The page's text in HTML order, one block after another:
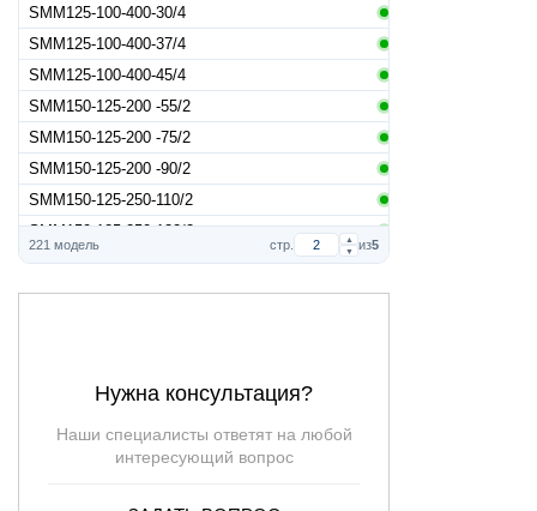
SMM125-100-400-30/4
SMM125-100-400-37/4
SMM125-100-400-45/4
SMM150-125-200 -55/2
SMM150-125-200 -75/2
SMM150-125-200 -90/2
SMM150-125-250-110/2
SMM150-125-250-132/2
SMM150-125-250-15/4
SMM150-125-250-160/2
SMM150-125-250-30/4
SMM150-125-315-110/2
221 модель стр.
▲
▼
из5
Нужна консультация?
Наши специалисты ответят на любой
интересующий вопрос